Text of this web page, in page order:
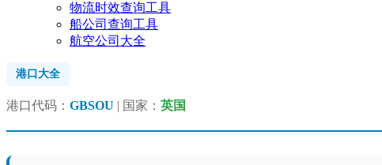
物流时效查询工具
船公司查询工具
航空公司大全
港口大全
港口代码： GBSOU | 国家： 英国